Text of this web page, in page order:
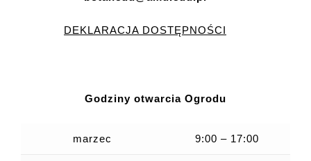
DEKLARACJA DOSTĘPNOŚCI
Godziny otwarcia Ogrodu
marzec 9:00 – 17:00